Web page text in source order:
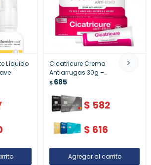
Líquido
Cicatricure Crema
Antiarrugas 30g –
Rejuvenecimiento Facial
$685
$ 582
$ 616